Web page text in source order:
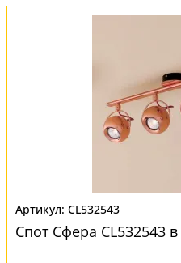
CL532543
Спот Сфера CL532543 в